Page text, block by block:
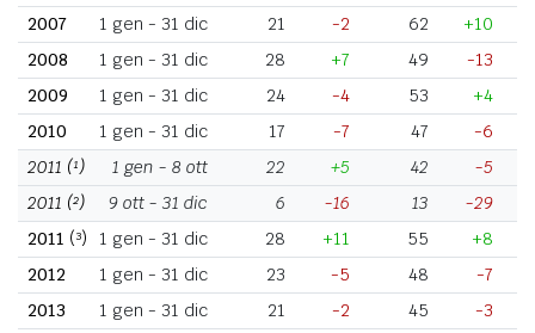
2007
1 gen - 31 dic 21 -2 62
+10
2008
1 gen - 31 dic 28 +7 49
-13
2009
1 gen - 31 dic 24 -4 53
+4
2010
1 gen - 31 dic 17 -7 47
-6
2011 (¹) 1 gen - 8 ott 22 +5 42
-5
2011 (²) 9 ott - 31 dic 6 -16 13
-29
2011 (³) 1 gen - 31 dic 28 +11 55
+8
2012
1 gen - 31 dic 23 -5 48
-7
2013
1 gen - 31 dic 21 -2 45
-3